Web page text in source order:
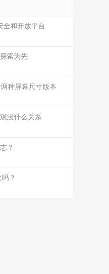
全和开放平台
索为先
种屏幕尺寸版本
没什么关系
？
？